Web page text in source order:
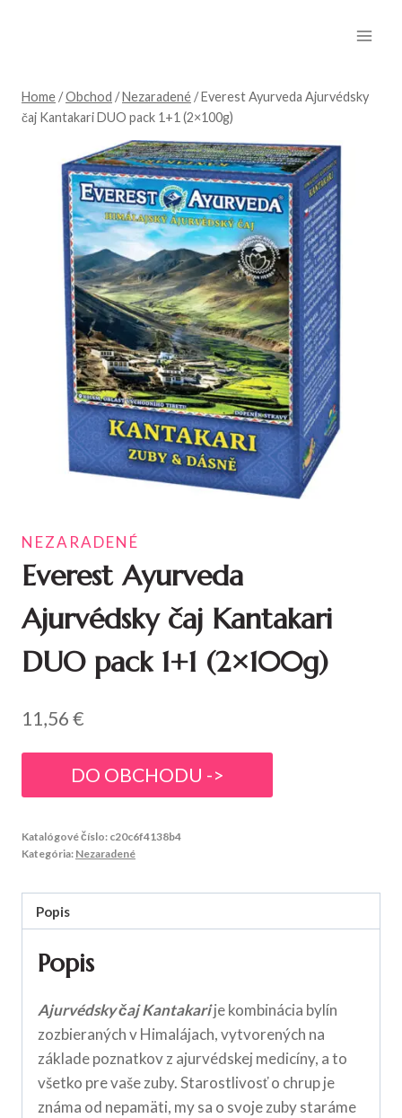
Home /Obchod /Nezaradené /Everest Ayurveda Ajurvédsky
čaj Kantakari DUO pack 1+1 (2×100g)
NEZARADENÉ
Everest Ayurveda
Ajurvédsky čaj Kantakari
DUO pack 1+1 (2×100g)
11,56€
DO OBCHODU ->
Katalógové číslo: c20c6f4138b4
Kategória: Nezaradené
Popis
Popis
Ajurvédsky čaj Kantakarije kombinácia bylín
zozbieraných v Himalájach, vytvorených na
základe poznatkov z ajurvédskej medicíny, a to
všetko pre vaše zuby. Starostlivosť o chrup je
známa od nepamäti, my sa o svoje zuby staráme